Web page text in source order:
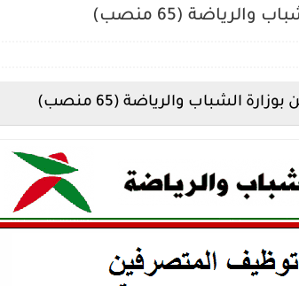
(65 منصب)
الشباب والرياضة (65 منصب)